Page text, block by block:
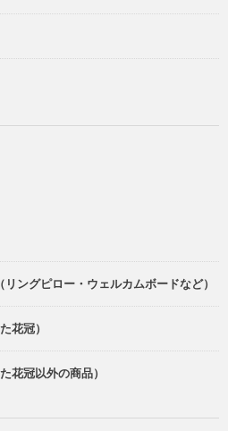
ングピロー・ウェルカムボードなど）
花冠）
花冠以外の商品）